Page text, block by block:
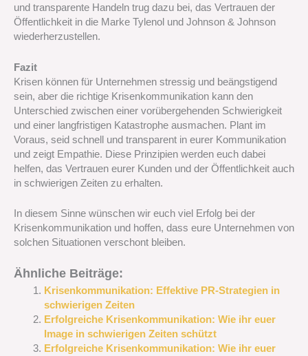
und transparente Handeln trug dazu bei, das Vertrauen der
Öffentlichkeit in die Marke Tylenol und Johnson & Johnson
wiederherzustellen.
Fazit
Krisen können für Unternehmen stressig und beängstigend
sein, aber die richtige Krisenkommunikation kann den
Unterschied zwischen einer vorübergehenden Schwierigkeit
und einer langfristigen Katastrophe ausmachen. Plant im
Voraus, seid schnell und transparent in eurer Kommunikation
und zeigt Empathie. Diese Prinzipien werden euch dabei
helfen, das Vertrauen eurer Kunden und der Öffentlichkeit auch
in schwierigen Zeiten zu erhalten.
In diesem Sinne wünschen wir euch viel Erfolg bei der
Krisenkommunikation und hoffen, dass eure Unternehmen von
solchen Situationen verschont bleiben.
Ähnliche Beiträge:
Krisenkommunikation: Effektive PR-Strategien in
schwierigen Zeiten
Erfolgreiche Krisenkommunikation: Wie ihr euer
Image in schwierigen Zeiten schützt
Erfolgreiche Krisenkommunikation: Wie ihr euer